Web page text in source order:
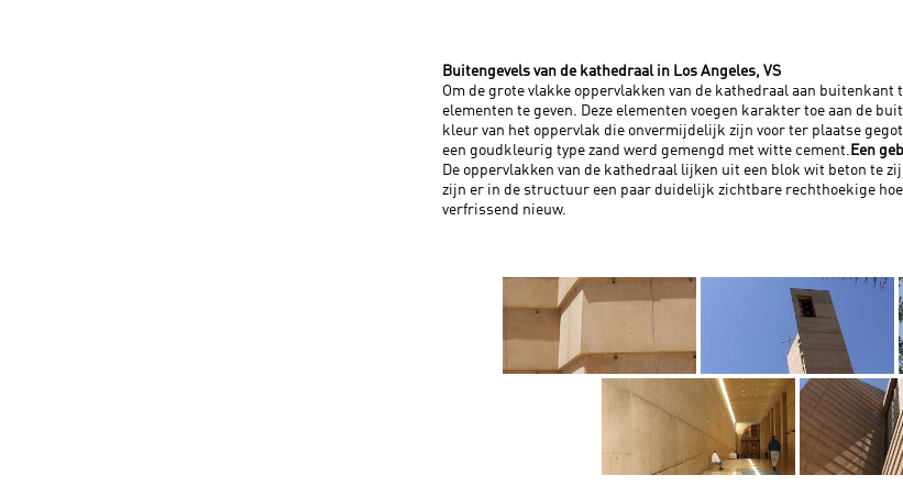
Buitengevels van de kathedraal in Los Angeles, VS
Om de grote vlakke oppervlakken van de kathedraal aan
elementen te geven. Deze elementen voegen karakter toe aan de
kleur van het oppervlak die onvermijdelijk zijn voor ter plaatse
een goudkleurig type zand werd gemengd met witte cement. Een
De oppervlakken van de kathedraal lijken uit een blok wit beton te
zijn er in de structuur een paar duidelijk zichtbare rechthoekige
verfrissend nieuw.